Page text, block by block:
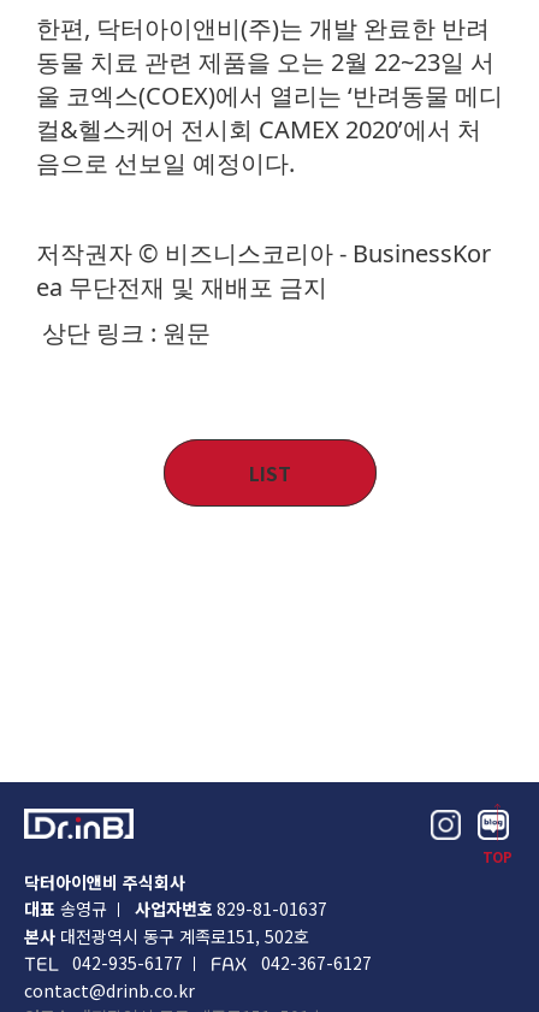
한편, 닥터아이앤비(주)는 개발 완료한 반려
동물 치료 관련 제품을 오는 2월 22~23일 서
울 코엑스(COEX)에서 열리는 ‘반려동물 메디
컬&헬스케어 전시회 CAMEX 2020’에서 처
음으로 선보일 예정이다.
저작권자 © 비즈니스코리아 - BusinessKor
ea 무단전재 및 재배포 금지
상단 링크 : 원문
LIST
닥터아이앤비 주식회사
대표 송영규 사업자번호 829-81-01637
본사 대전광역시 동구 계족로151, 502호
TEL 042-935-6177 FAX
042-367-6127
contact@drinb.co.kr
TOP